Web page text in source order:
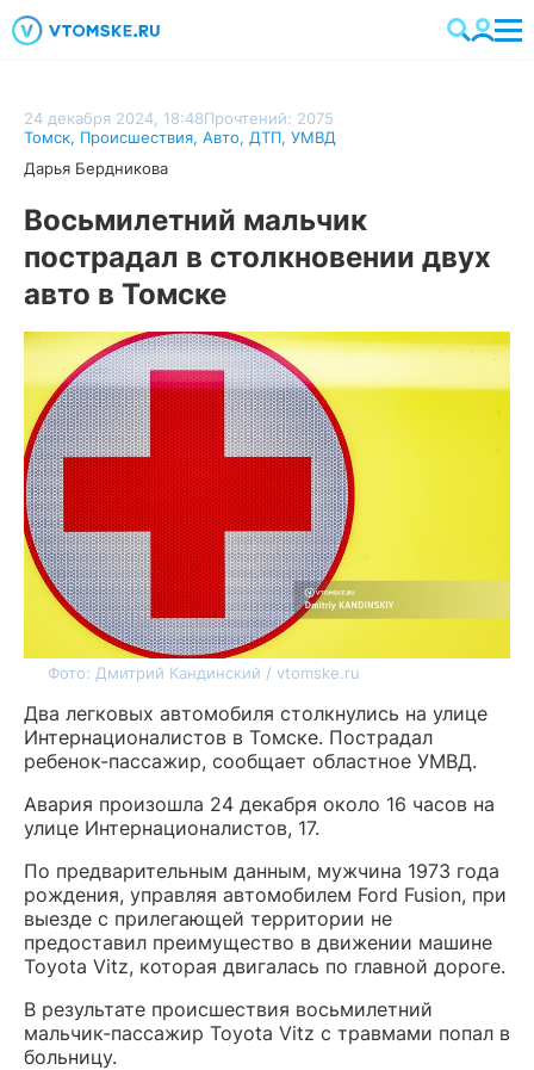
24 декабря 2024, 18:48Прочтений: 2075
Томск, Происшествия, Авто, ДТП, УМВД
Дарья Бердникова
Восьмилетний мальчик
пострадал в столкновении двух
авто в Томске
Фото: Дмитрий Кандинский / vtomske.ru
Два легковых автомобиля столкнулись на улице
Интернационалистов в Томске. Пострадал
ребенок-пассажир, сообщает областное УМВД.
Авария произошла 24 декабря около 16 часов на
улице Интернационалистов, 17.
По предварительным данным, мужчина 1973 года
рождения, управляя автомобилем Ford Fusion, при
выезде с прилегающей территории не
предоставил преимущество в движении машине
Toyota Vitz, которая двигалась по главной дороге.
В результате происшествия восьмилетний
мальчик-пассажир Toyota Vitz с травмами попал в
больницу.